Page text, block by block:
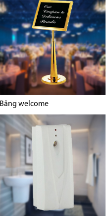
Bảng welcome